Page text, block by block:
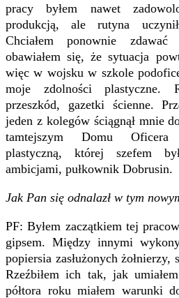
pracy byłem nawet
produkcją, ale rutyna
Chciałem ponownie
obawiałem się, że sytuacja
więc w wojsku w szkole
moje zdolności plastyczne.
przeszkód, gazetki ścienne.
jeden z kolegów ściągnął mnie
tamtejszym Domu Oficera
plastyczną, której szefem
ambicjami, pułkownik Dobrusin.
Jak Pan się odnalazł w tym
PF: Byłem zaczątkiem tej
gipsem. Między innymi
popiersia zasłużonych
Rzeźbiłem ich tak, jak
półtora roku miałem warunki